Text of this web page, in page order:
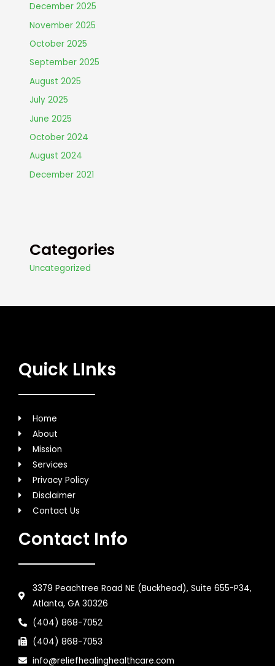
December 2025
November 2025
October 2025
September 2025
August 2025
July 2025
June 2025
October 2024
August 2024
December 2021
Categories
Uncategorized
Quick LInks
Home
About
Mission
Services
Privacy Policy
Disclaimer
Contact Us
Contact Info
3379 Peachtree Road NE (Buckhead), Suite 655-P34,
Atlanta, GA 30326
(404) 868-7052
(404) 868-7053
info@reliefhealinghealthcare.com